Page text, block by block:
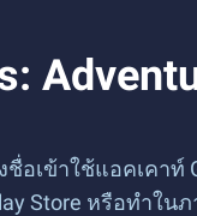
ชื่อเข้าใช้แอคเคาท์
Store หรือทำใน